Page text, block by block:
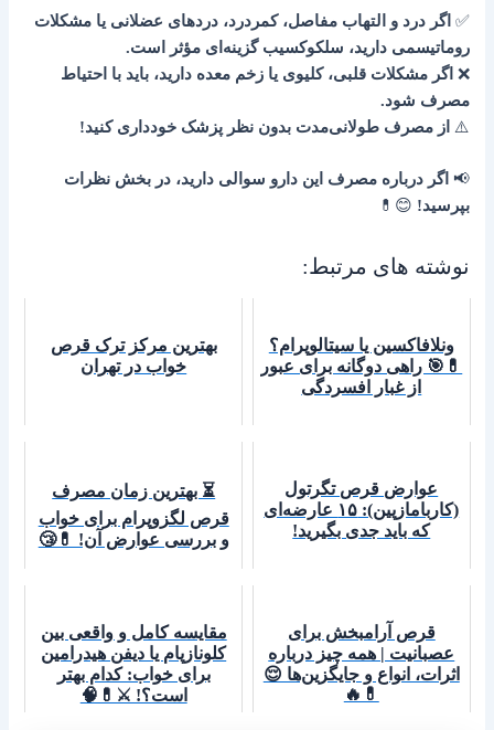
✅ اگر درد و التهاب مفاصل، کمردرد، دردهای عضلانی یا مشکلات
روماتیسمی دارید، سلکوکسیب گزینه‌ای مؤثر است.
❌ اگر مشکلات قلبی، کلیوی یا زخم معده دارید، باید با احتیاط
مصرف شود.
⚠️ از مصرف طولانی‌مدت بدون نظر پزشک خودداری کنید!
📢 اگر درباره مصرف این دارو سوالی دارید، در بخش نظرات
بپرسید! 😊💊
نوشته های مرتبط:
ونلافاکسین یا سیتالوپرام؟
💊🎯 راهی دوگانه برای عبور
از غبار افسردگی
بهترین مرکز ترک قرص
خواب در تهران
عوارض قرص تگرتول
(کاربامازپین): ۱۵ عارضه‌ای
که باید جدی بگیرید!
⏳ بهترین زمان مصرف
قرص لگزوپرام برای خواب
و بررسی عوارض آن! 💊😴
قرص آرامبخش برای
عصبانیت | همه چیز درباره
اثرات، انواع و جایگزین‌ها 😌
💊🔥
مقایسه کامل و واقعی بین
کلونازپام یا دیفن هیدرامین
برای خواب: کدام بهتر
است؟! ⚔️💊🧠